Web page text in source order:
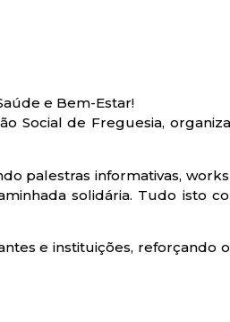
e Bem-Estar!
Social de Freguesia,
palestras informativas,
solidária. Tudo isto
e instituições, reforçando